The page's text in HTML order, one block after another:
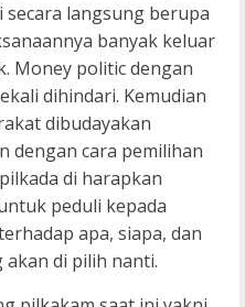
langsung berupa
banyak keluar
Money politic dengan
dihindari. Kemudian
dibudayakan
dengan cara pemilihan
di harapkan
peduli kepada
apa, siapa, dan
akan di pilih nanti.